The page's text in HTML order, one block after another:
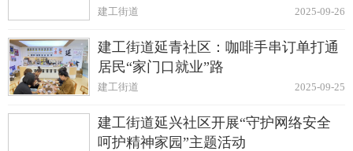
2025-09-26
建工街道
建工街道延青社区：咖啡手串订单打通
居民“家门口就业”路
2025-09-25
建工街道
建工街道延兴社区开展“守护网络安全
呵护精神家园”主题活动